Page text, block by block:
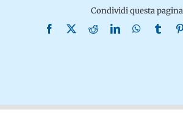
Condividi questa pagina
Facebook
X RedditLinkedInWhatsApp